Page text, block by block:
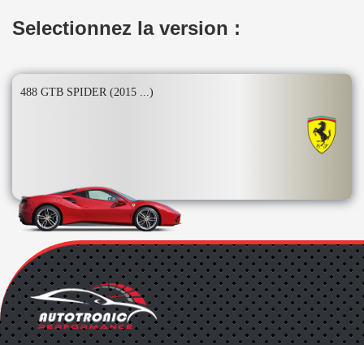
Selectionnez la version :
488 GTB SPIDER (2015 ...)